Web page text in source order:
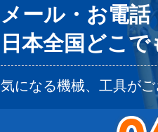
メール・お電話
日本全国どこ
気になる機械、工具が